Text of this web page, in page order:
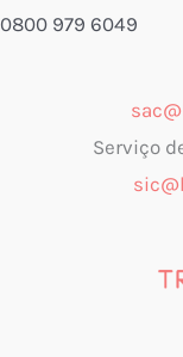
0800 979 6049
Serviço